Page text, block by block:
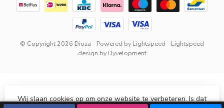
© Copyright 2026 Dioza - Powered by Lightspeed - Lightspeed
design by Dyvelopment
Wij slaan cookies op om onze website te verbeteren. Is dat